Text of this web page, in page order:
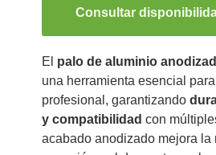
Consultar
El palo de aluminio
una herramienta esencial
profesional, garantizando
y compatibilidad con
acabado anodizado mejora la